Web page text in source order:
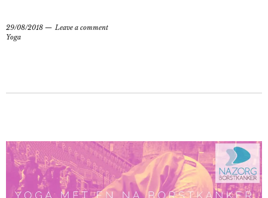
29/08/2018
Leave a comment
Yoga